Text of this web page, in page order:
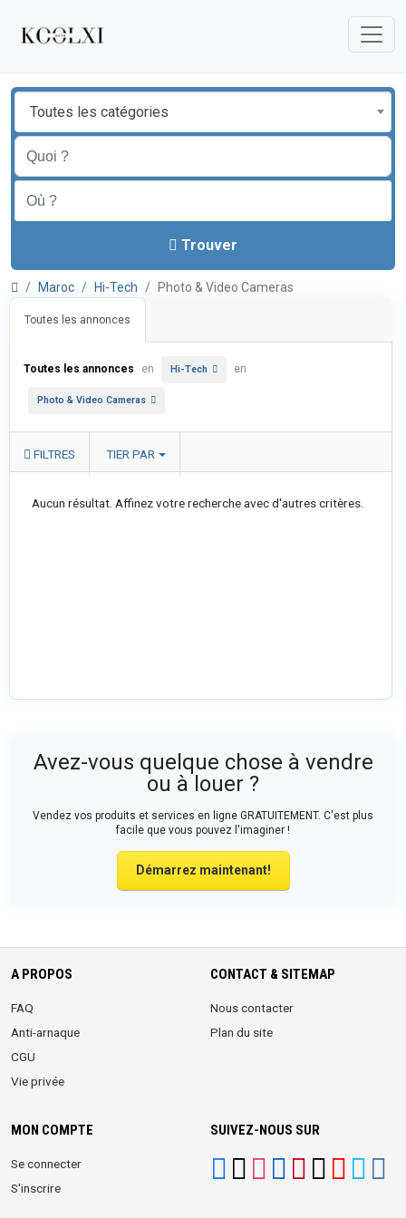
Toutes les catégories
Trouver
Maroc Hi-Tech Photo & Video Cameras
Toutes les annonces
Toutes les annonces en Hi-Tech en
Photo & Video Cameras
FILTRES TIER PAR
Aucun résultat. Affinez votre recherche avec d'autres critères.
Avez-vous quelque chose à vendre
ou à louer ?
Vendez vos produits et services en ligne GRATUITEMENT. C'est plus
facile que vous pouvez l'imaginer !
Démarrez maintenant!
A PROPOS
FAQ
Anti-arnaque
CGU
Vie privée
CONTACT & SITEMAP
Nous contacter
Plan du site
MON COMPTE
Se connecter
S'inscrire
SUIVEZ-NOUS SUR